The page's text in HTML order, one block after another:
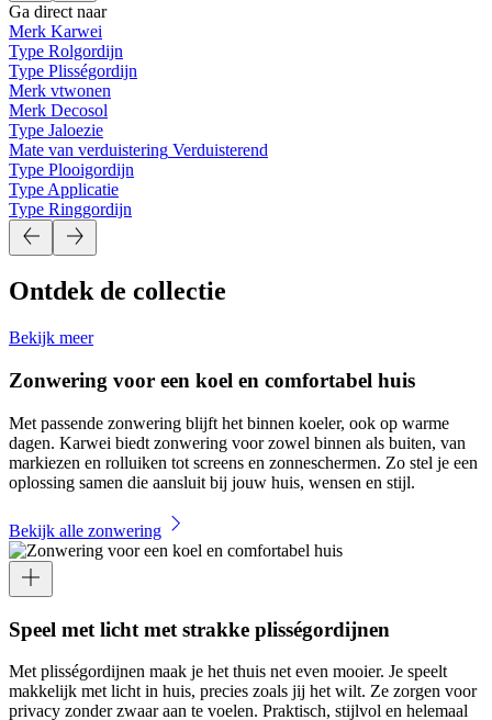
Ga direct naar
Merk Karwei
Type Rolgordijn
Type Plisségordijn
Merk vtwonen
Merk Decosol
Type Jaloezie
Mate van verduistering Verduisterend
Type Plooigordijn
Type Applicatie
Type Ringgordijn
Ontdek de collectie
Bekijk meer
Zonwering voor een koel en comfortabel huis
Met passende zonwering blijft het binnen koeler, ook op warme
dagen. Karwei biedt zonwering voor zowel binnen als buiten, van
markiezen en rolluiken tot screens en zonneschermen. Zo stel je een
oplossing samen die aansluit bij jouw huis, wensen en stijl.
Bekijk alle zonwering
Speel met licht met strakke plisségordijnen
Met plisségordijnen maak je het thuis net even mooier. Je speelt
makkelijk met licht in huis, precies zoals jij het wilt. Ze zorgen voor
privacy zonder zwaar aan te voelen. Praktisch, stijlvol en helemaal